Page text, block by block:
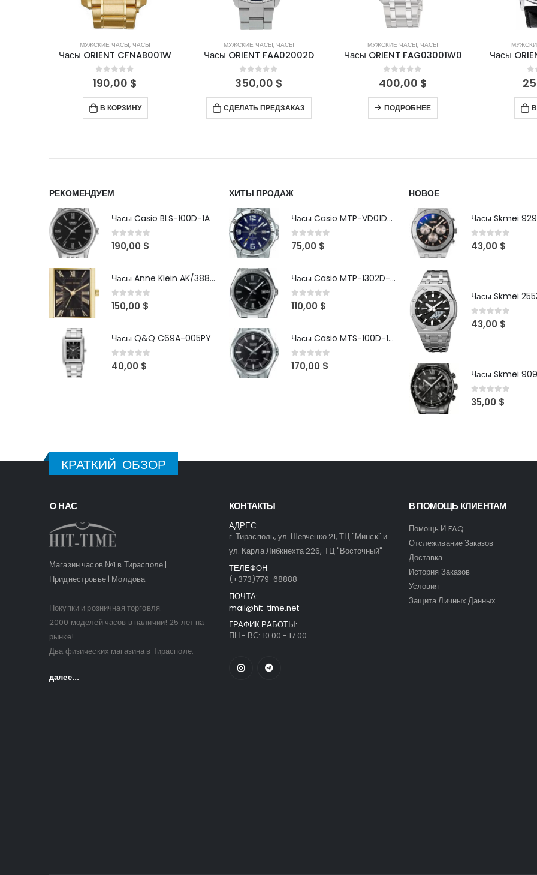
МУЖСКИЕ ЧАСЫ, ЧАСЫ
Часы ORIENT FAA02002D
0out of 5
350,00$
СДЕЛАТЬ ПРЕДЗАКАЗ
МУЖСКИЕ ЧАСЫ, ЧАСЫ
Часы ORIENT FAG03001W0
0out of 5
400,00 $
ПОДРОБНЕЕ
МУЖСКИЕ ЧАСЫ, ЧАСЫ
Часы ORIENT FUG1R002B6
0out of 5
250,00 $
В КОРЗИНУ
Часы
0
РЕКОМЕНДУЕМ
Часы Casio BLS-100D-1A
0out of 5
190,00 $
Часы Anne Klein AK/3882BKGB
0out of 5
150,00 $
Часы Q&Q C69A-005PY
0 out of 5
40,00 $
ХИТЫ ПРОДАЖ
Часы Casio MTP-VD01D-2B
0out of 5
75,00 $
Часы Casio MTP-1302D-1A1VDF
0out of 5
110,00 $
Часы Casio MTS-100D-1AV
0out of 5
170,00 $
НОВОЕ
Часы Skmei
0 out of 5
43,00 $
Часы Skmei
0 out of 5
43,00 $
Часы Skmei
0out of 5
35,00 $
КРАТКИЙ ОБЗОР
O НАС
Магазин часов №1 в Тирасполе |
Приднестровье | Молдова.
Покупки и розничная торговля.
2000 моделей часов в наличии! 25 лет на
рынке!
Два физических магазина в Тирасполе.
далее...
КОНТАКТЫ
АДРЕС:
г. Тирасполь, ул. Шевченко 21, ТЦ "Минск" и
ул. Карла Либкнехта 226, ТЦ "Восточный"
ТЕЛЕФОН:
(+373)779-68888
ПОЧТА:
mail@hit-time.net
ГРАФИК РАБОТЫ:
ПН - ВС: 10.00 - 17.00
В ПОМОЩЬ КЛИЕНТАМ
Помощь И FAQ
Отслеживание Заказов
Доставка
История Заказов
Условия
Защита Личных Данных